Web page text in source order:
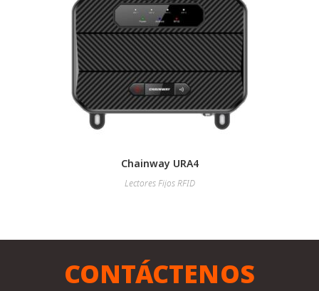
Chainway URA4
Lectores Fijos RFID
CONTÁCTENOS